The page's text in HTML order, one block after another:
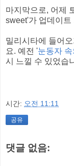
마지막으로, 어제
sweet'가 업데이트
밀리시타에 들어
요. 예전 '눈동자
시 느낄 수 있었습
시간: 오전 11:11
공유
댓글 없음: